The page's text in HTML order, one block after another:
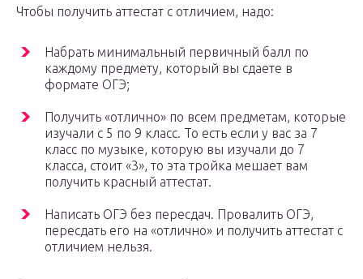
Чтобы получить аттестат с отличием, надо:
Набрать минимальный первичный балл по
каждому предмету, который вы сдаете в
формате ОГЭ;
Получить «отлично» по всем предметам, которые
изучали с 5 по 9 класс. То есть если у вас за 7
класс по музыке, которую вы изучали до 7
класса, стоит «3», то эта тройка мешает вам
получить красный аттестат.
Написать ОГЭ без пересдач. Провалить ОГЭ,
пересдать его на «отлично» и получить аттестат с
отличием нельзя.